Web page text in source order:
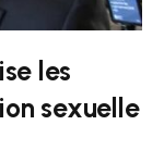
les
sexuelle